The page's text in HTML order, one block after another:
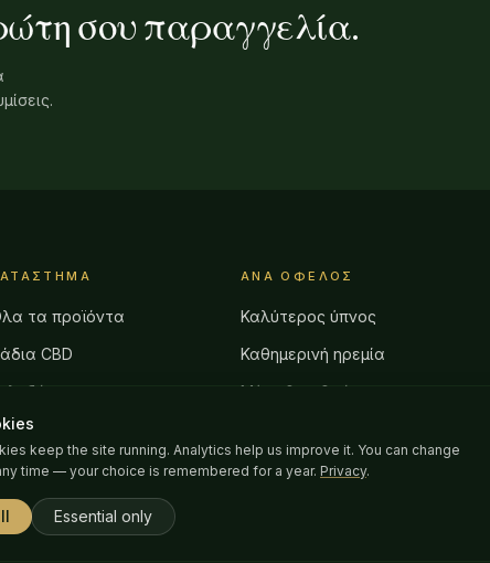
σου παραγγελία.
τα προϊόντα
CBD
πόνου
δέρματος
κατοικίδια
ΑΝΆ ΌΦΕΛΟΣ
Καλύτερος ύπνος
Καθημερινή ηρεμία
Μύες & αρθρώσεις
Φροντίδα τατουάζ
keep the site running. Analytics help us improve it. You can change
time — your choice is remembered for a year. Privacy.
Essential only